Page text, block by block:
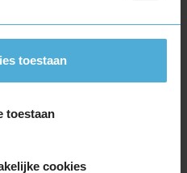
toestaan
toestaan
cookies